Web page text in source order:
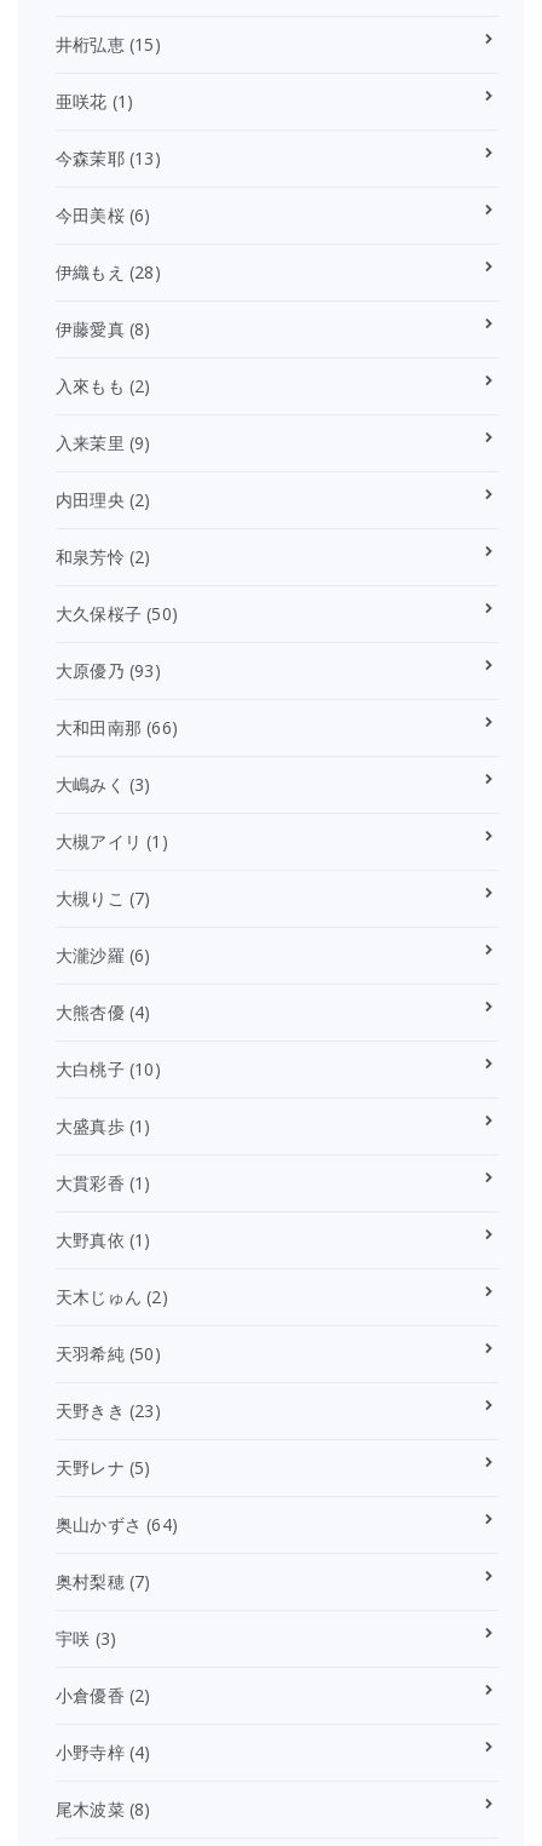
井桁弘恵(15)
亜咲花 (1)
今森茉耶(13)
今田美桜(6)
伊織もえ (28)
伊藤愛真(8)
入來もも (2)
入来茉里 (9)
内田理央 (2)
和泉芳怜 (2)
大久保桜子 (50)
大原優乃 (93)
大和田南那 (66)
大嶋みく (3)
大槻アイリ (1)
大槻りこ (7)
大瀧沙羅 (6)
大熊杏優(4)
大白桃子(10)
大盛真歩(1)
大貫彩香 (1)
大野真依 (1)
天木じゅん (2)
天羽希純(50)
天野きき (23)
天野レナ (5)
奥山かずさ (64)
奥村梨穂(7)
宇咲 (3)
小倉優香 (2)
小野寺梓(4)
尾木波菜(8)